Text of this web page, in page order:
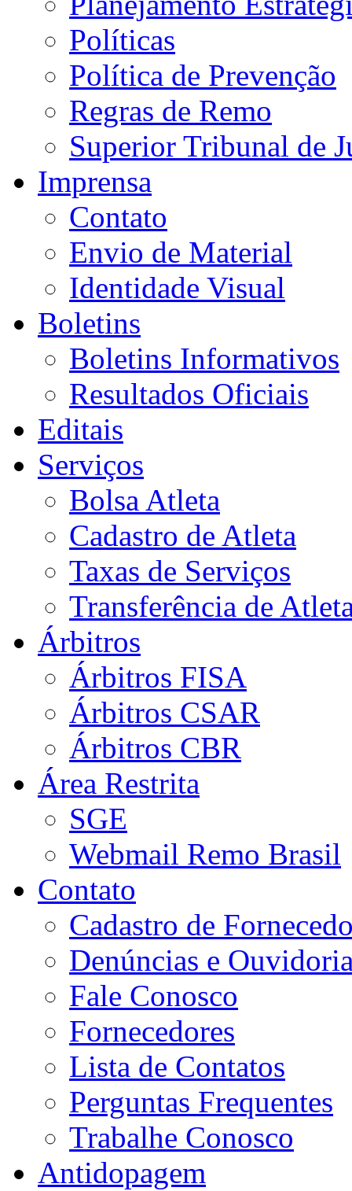
Políticas
Política de Prevenção
Regras de Remo
Superior Tribunal de
Imprensa
Contato
Envio de Material
Identidade Visual
Boletins
Boletins Informativos
Resultados Oficiais
Editais
Serviços
Bolsa Atleta
Cadastro de Atleta
Taxas de Serviços
Transferência de
Árbitros
Árbitros FISA
Árbitros CSAR
Árbitros CBR
Área Restrita
SGE
Webmail Remo Brasil
Contato
Cadastro de
Denúncias e
Fale Conosco
Fornecedores
Lista de Contatos
Perguntas Frequentes
Trabalhe Conosco
Antidopagem